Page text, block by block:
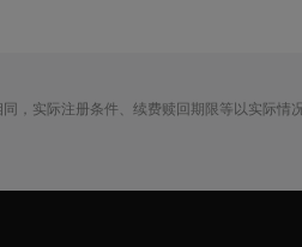
，实际注册条件、续费赎回期限等以实际情